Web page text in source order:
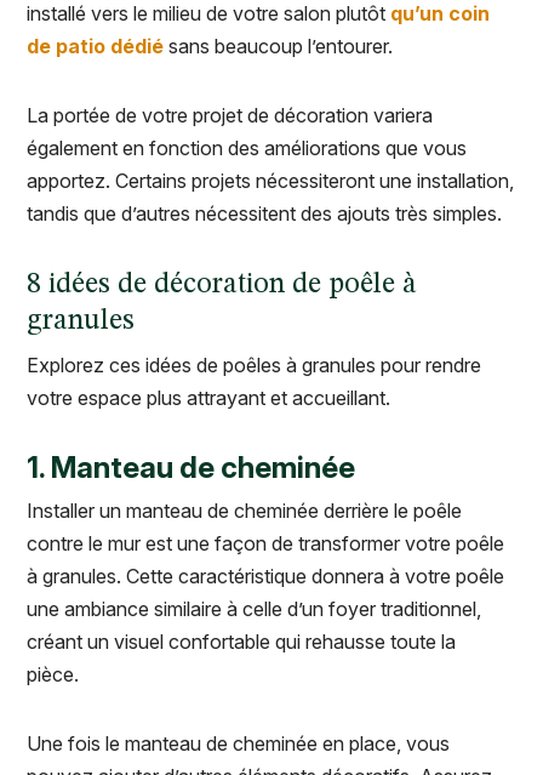
installé vers le milieu de votre salon plutôt qu’un coin
de patio dédié sans beaucoup l’entourer.
La portée de votre projet de décoration variera
également en fonction des améliorations que vous
apportez. Certains projets nécessiteront une installation,
tandis que d’autres nécessitent des ajouts très simples.
8 idées de décoration de poêle à
granules
Explorez ces idées de poêles à granules pour rendre
votre espace plus attrayant et accueillant.
1. Manteau de cheminée
Installer un manteau de cheminée derrière le poêle
contre le mur est une façon de transformer votre poêle
à granules. Cette caractéristique donnera à votre poêle
une ambiance similaire à celle d’un foyer traditionnel,
créant un visuel confortable qui rehausse toute la
pièce.
Une fois le manteau de cheminée en place, vous